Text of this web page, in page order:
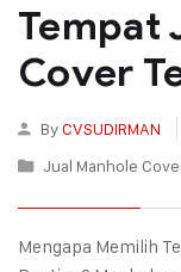
Tempat
Cover
ByCVSUDIRMAN
Jual Manhole
Mengapa Memilih